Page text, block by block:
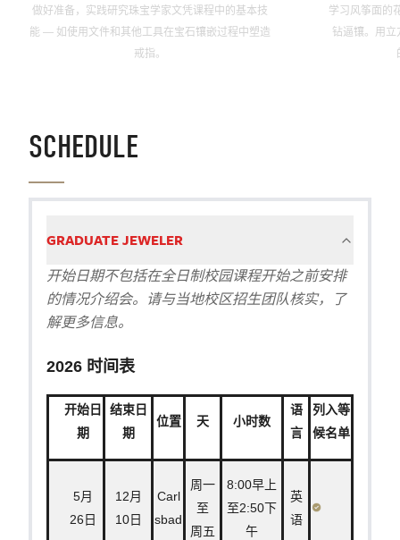
做好准备，实践研究珠宝学家文凭课程中的基本技
能 — 如使用文件和其他工具在宝石镶嵌过程中塑造
戒指。
学习风筝面的
钻逼镶。用
SCHEDULE
GRADUATE JEWELER
开始日期不包括在全日制校园课程开始之前安排
的情况介绍会。请与当地校区招生团队核实，了
解更多信息。
2026 时间表
开始日
期
结束日
期
位置 天 小时数
语
言
列入等
候名单
5月
26日
12月
10日
Carl
sbad
周一
至
周五
8:00早上
至2:50下
午
英
语